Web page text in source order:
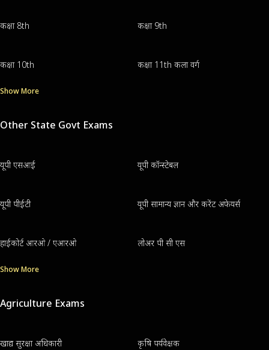
कक्षा 8th कक्षा 9th
कक्षा 10th कक्षा 11th कला वर्ग
Show More
Other State Govt Exams
यूपी एसआई यूपी कॉन्स्टेबल
यूपी पीईटी यूपी सामान्य ज्ञान और करेंट अफेयर्स
हाईकोर्ट आरओ / एआरओ लोअर पी सी एस
Show More
Agriculture Exams
खाद्य सुरक्षा अधिकारी कृषि पर्यवेक्षक